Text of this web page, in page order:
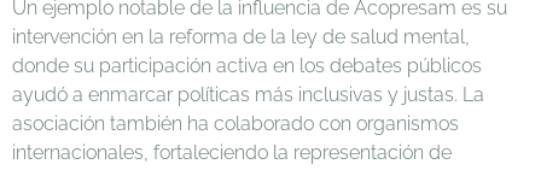
Un ejemplo notable de la influencia de Acopresam es su
intervención en la reforma de la ley de salud mental,
donde su participación activa en los debates públicos
ayudó a enmarcar políticas más inclusivas y justas. La
asociación también ha colaborado con organismos
internacionales, fortaleciendo la representación de